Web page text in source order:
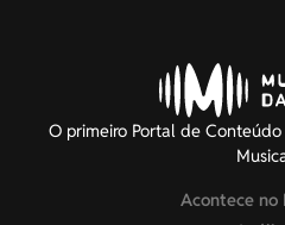
O primeiro Portal de
Acontece no